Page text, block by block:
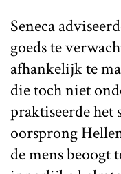
Seneca
goeds te
afhankelijk te
die toch niet
praktiseerde het
oorsprong
de mens beoogt